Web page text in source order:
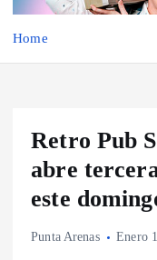
Home
Retro Pub
abre
este
Punta Arenas Enero